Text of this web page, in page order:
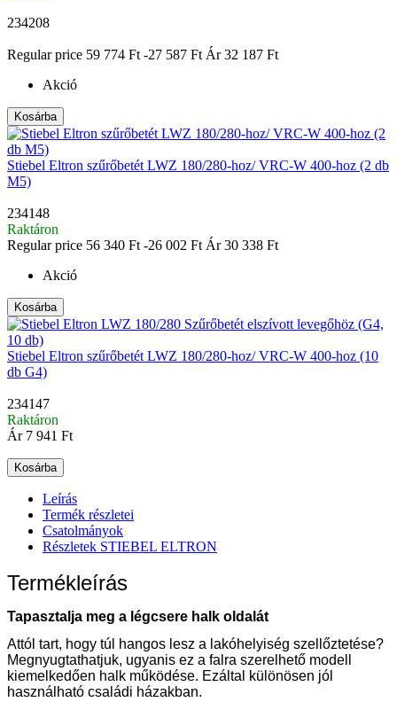
234208
Regular price 59 774 Ft -27 587 Ft Ár 32 187 Ft
Akció
Kosárba
Stiebel Eltron szűrőbetét LWZ 180/280-hoz/ VRC-W 400-hoz (2 db
M5)
234148
Raktáron
Regular price 56 340 Ft -26 002 Ft Ár 30 338 Ft
Akció
Kosárba
Stiebel Eltron szűrőbetét LWZ 180/280-hoz/ VRC-W 400-hoz (10
db G4)
234147
Raktáron
Ár 7 941 Ft
Kosárba
Leírás
Termék részletei
Csatolmányok
Részletek STIEBEL ELTRON
Termékleírás
Tapasztalja meg a légcsere halk oldalát
Attól tart, hogy túl hangos lesz a lakóhelyiség szellőztetése?
Megnyugtathatjuk, ugyanis ez a falra szerelhető modell
kiemelkedően halk működése. Ezáltal különösen jól
használható családi házakban.